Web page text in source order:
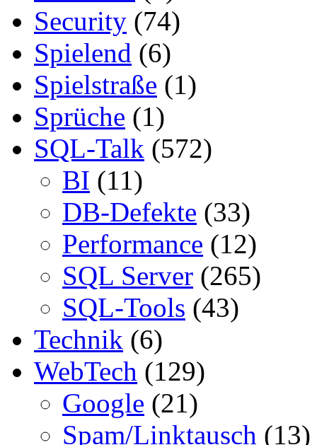
Security (74)
Spielend (6)
Spielstraße (1)
Sprüche (1)
SQL-Talk (572)
BI (11)
DB-Defekte (33)
Performance (12)
SQL Server (265)
SQL-Tools (43)
Technik (6)
WebTech (129)
Google (21)
Spam/Linktausch (13)